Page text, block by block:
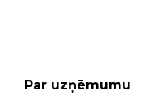
Par uzņēmumu